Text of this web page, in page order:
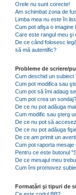
Orele nu sunt corecte!
Am schimbat zona de
Limba mea nu este în
Cum pot afişa o imagine
Care este rangul meu şi
De ce când folosesc
să mă autentific?
Probleme de scriere/
Cum deschid un subiect
Cum pot modifica sau
Cum pot să îmi adaug
Cum pot crea un sondaj?
De ce nu pot adăuga
Cum modific sau şterg
De ce nu pot să
De ce nu pot adăuga
De ce am primit un
Cum pot raporta mesaje
Pentru ce este butonul
De ce mesajul meu
Cum îmi promovez
Formatări şi tipuri de